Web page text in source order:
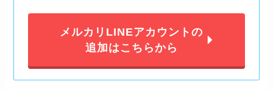
メルカリLINEアカウントの
追加はこちらから